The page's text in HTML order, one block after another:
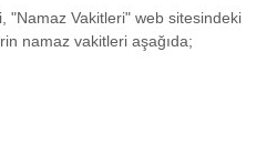
"Namaz Vakitleri" web sitesindeki
namaz vakitleri aşağıda;